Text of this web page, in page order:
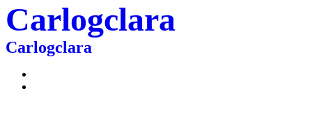
Carlogclara
Carlogclara